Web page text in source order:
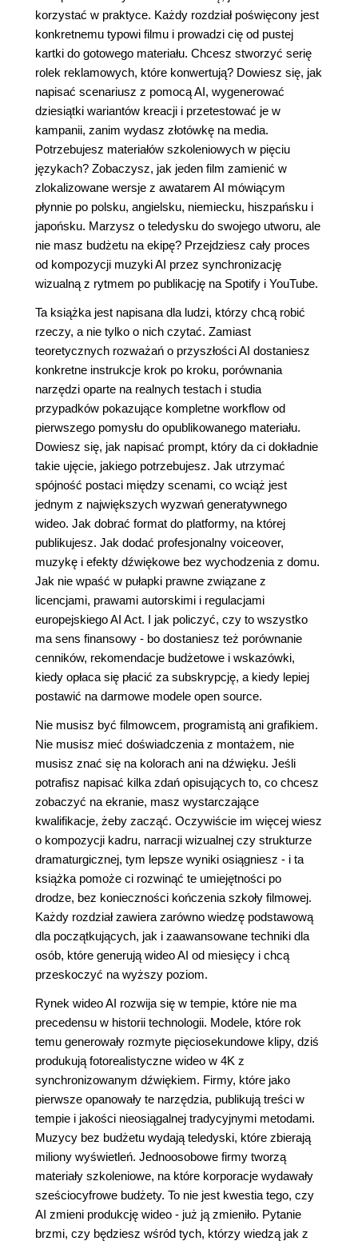
korzystać w praktyce. Każdy rozdział poświęcony jest
konkretnemu typowi filmu i prowadzi cię od pustej
kartki do gotowego materiału. Chcesz stworzyć serię
rolek reklamowych, które konwertują? Dowiesz się, jak
napisać scenariusz z pomocą AI, wygenerować
dziesiątki wariantów kreacji i przetestować je w
kampanii, zanim wydasz złotówkę na media.
Potrzebujesz materiałów szkoleniowych w pięciu
językach? Zobaczysz, jak jeden film zamienić w
zlokalizowane wersje z awatarem AI mówiącym
płynnie po polsku, angielsku, niemiecku, hiszpańsku i
japońsku. Marzysz o teledysku do swojego utworu, ale
nie masz budżetu na ekipę? Przejdziesz cały proces
od kompozycji muzyki AI przez synchronizację
wizualną z rytmem po publikację na Spotify i YouTube.
Ta książka jest napisana dla ludzi, którzy chcą robić
rzeczy, a nie tylko o nich czytać. Zamiast
teoretycznych rozważań o przyszłości AI dostaniesz
konkretne instrukcje krok po kroku, porównania
narzędzi oparte na realnych testach i studia
przypadków pokazujące kompletne workflow od
pierwszego pomysłu do opublikowanego materiału.
Dowiesz się, jak napisać prompt, który da ci dokładnie
takie ujęcie, jakiego potrzebujesz. Jak utrzymać
spójność postaci między scenami, co wciąż jest
jednym z największych wyzwań generatywnego
wideo. Jak dobrać format do platformy, na której
publikujesz. Jak dodać profesjonalny voiceover,
muzykę i efekty dźwiękowe bez wychodzenia z domu.
Jak nie wpaść w pułapki prawne związane z
licencjami, prawami autorskimi i regulacjami
europejskiego AI Act. I jak policzyć, czy to wszystko
ma sens finansowy - bo dostaniesz też porównanie
cenników, rekomendacje budżetowe i wskazówki,
kiedy opłaca się płacić za subskrypcję, a kiedy lepiej
postawić na darmowe modele open source.
Nie musisz być filmowcem, programistą ani grafikiem.
Nie musisz mieć doświadczenia z montażem, nie
musisz znać się na kolorach ani na dźwięku. Jeśli
potrafisz napisać kilka zdań opisujących to, co chcesz
zobaczyć na ekranie, masz wystarczające
kwalifikacje, żeby zacząć. Oczywiście im więcej wiesz
o kompozycji kadru, narracji wizualnej czy strukturze
dramaturgicznej, tym lepsze wyniki osiągniesz - i ta
książka pomoże ci rozwinąć te umiejętności po
drodze, bez konieczności kończenia szkoły filmowej.
Każdy rozdział zawiera zarówno wiedzę podstawową
dla początkujących, jak i zaawansowane techniki dla
osób, które generują wideo AI od miesięcy i chcą
przeskoczyć na wyższy poziom.
Rynek wideo AI rozwija się w tempie, które nie ma
precedensu w historii technologii. Modele, które rok
temu generowały rozmyte pięciosekundowe klipy, dziś
produkują fotorealistyczne wideo w 4K z
synchronizowanym dźwiękiem. Firmy, które jako
pierwsze opanowały te narzędzia, publikują treści w
tempie i jakości nieosiągalnej tradycyjnymi metodami.
Muzycy bez budżetu wydają teledyski, które zbierają
miliony wyświetleń. Jednoosobowe firmy tworzą
materiały szkoleniowe, na które korporacje wydawały
sześciocyfrowe budżety. To nie jest kwestia tego, czy
AI zmieni produkcję wideo - już ją zmieniło. Pytanie
brzmi, czy będziesz wśród tych, którzy wiedzą jak z